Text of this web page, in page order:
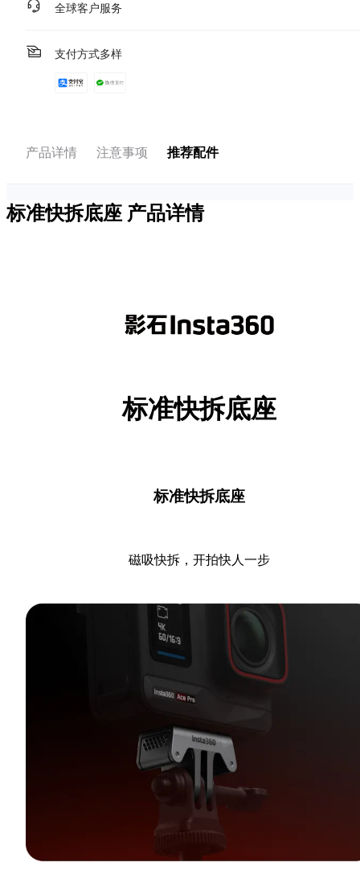
全球客户服务
支付方式多样
产品详情 注意事项 推荐配件
标准快拆底座 产品详情
标准快拆底座
标准快拆底座
磁吸快拆，开拍快人一步